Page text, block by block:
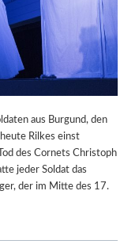
aus Burgund, den
Rilkes einst
des Cornets Christoph
jeder Soldat das
der im Mitte des 17.